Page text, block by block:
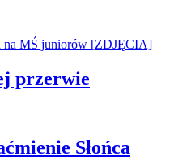
przerwie
Słońca